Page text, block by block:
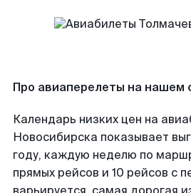
Про авиаперелеты на нашем
Календарь низких цен на
Новосибирска показывает
году, каждую неделю по
прямых рейсов и 10 рейсов с